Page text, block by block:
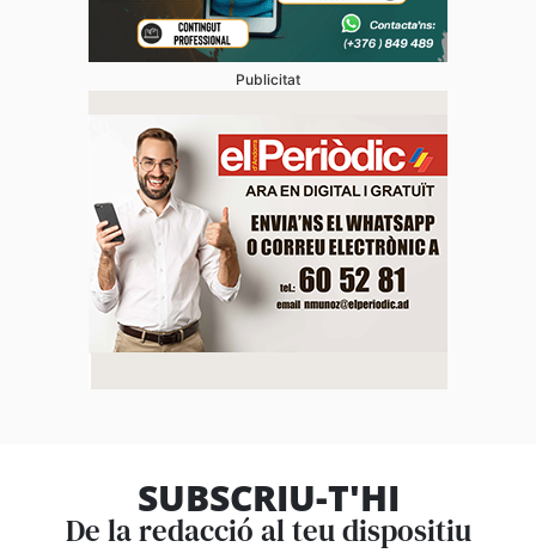
Publicitat
SUBSCRIU-T'HI
De la redacció al teu dispositiu